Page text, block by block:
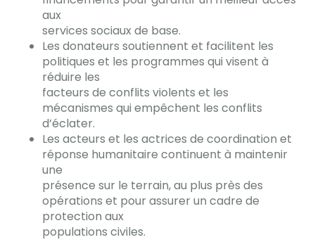
aux
services sociaux de base.
Les donateurs soutiennent et facilitent les
politiques et les programmes qui visent à
réduire les
facteurs de conflits violents et les
mécanismes qui empêchent les conflits
d’éclater.
Les acteurs et les actrices de coordination et
réponse humanitaire continuent à maintenir
une
présence sur le terrain, au plus près des
opérations et pour assurer un cadre de
protection aux
populations civiles.